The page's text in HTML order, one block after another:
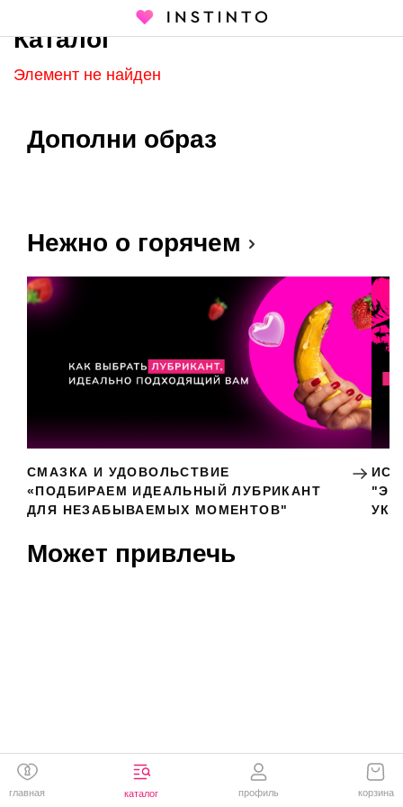
Каталог
Каталог
Элемент не найден
Дополни образ
Нежно о горячем
СМАЗКА И УДОВОЛЬСТВИЕ
«ПОДБИРАЕМ ИДЕАЛЬНЫЙ ЛУБРИКАНТ
ДЛЯ НЕЗАБЫВАЕМЫХ МОМЕНТОВ"
Может привлечь
главная каталог профиль корзина